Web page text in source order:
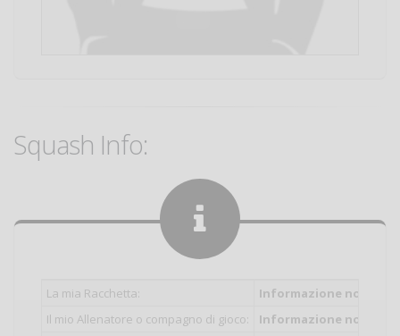
Squash Info:
La mia Racchetta:
Informazione non
Il mio Allenatore o compagno di gioco:
Informazione non